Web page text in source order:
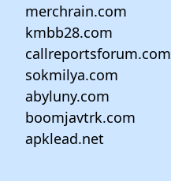
merchrain.com
kmbb28.com
callreportsforum.com
sokmilya.com
abyluny.com
boomjavtrk.com
apklead.net